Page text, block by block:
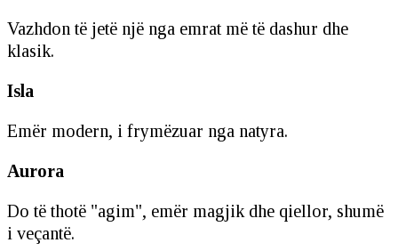
Vazhdon të jetë një nga emrat më të dashur dhe
klasik.
Isla
Emër modern, i frymëzuar nga natyra.
Aurora
Do të thotë "agim", emër magjik dhe qiellor, shumë
i veçantë.